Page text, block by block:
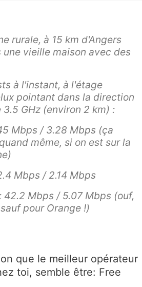
rurale, à 15 km d'Angers
une vieille maison avec des
à l'instant, à l'étage
pointant dans la direction
3.5 GHz (environ 2 km) :
Mbps / 3.28 Mbps (ça
même, si on est sur la
Mbps / 2.14 Mbps
42.2 Mbps / 5.07 Mbps (ouf,
pour Orange !)
que le meilleur opérateur
toi, semble être: Free